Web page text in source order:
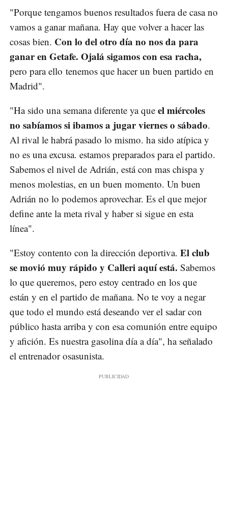
"Porque tengamos buenos resultados fuera de casa no
vamos a ganar mañana. Hay que volver a hacer las
cosas bien. Con lo del otro día no nos da para
ganar en Getafe. Ojalá sigamos con esa racha,
pero para ello tenemos que hacer un buen partido en
Madrid".
"Ha sido una semana diferente ya que el miércoles
no sabíamos si ibamos a jugar viernes o sábado.
Al rival le habrá pasado lo mismo. ha sido atípica y
no es una excusa. estamos preparados para el partido.
Sabemos el nivel de Adrián, está con mas chispa y
menos molestias, en un buen momento. Un buen
Adrián no lo podemos aprovechar. Es el que mejor
define ante la meta rival y haber si sigue en esta
línea".
"Estoy contento con la dirección deportiva. El club
se movió muy rápido y Calleri aquí está. Sabemos
lo que queremos, pero estoy centrado en los que
están y en el partido de mañana. No te voy a negar
que todo el mundo está deseando ver el sadar con
público hasta arriba y con esa comunión entre equipo
y afición. Es nuestra gasolina día a día", ha señalado
el entrenador osasunista.